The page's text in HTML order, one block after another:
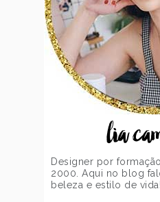
lia
Designer por
2000. Aqui no blog
beleza e estilo de vida!